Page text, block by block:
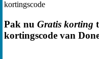
kortingscode
Pak nu Gratis korting
kortingscode van